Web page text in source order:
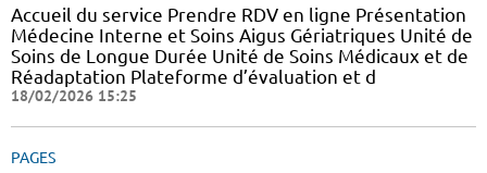
Accueil du service Prendre RDV en ligne Présentation
Médecine Interne et Soins Aigus Gériatriques Unité de
Soins de Longue Durée Unité de Soins Médicaux et de
Réadaptation Plateforme d’évaluation et d
18/02/2026 15:25
PAGES